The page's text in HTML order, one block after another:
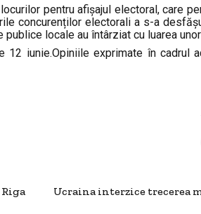
pentru afișajul electoral, care
concurenților electorali a s-a
locale au întârziat cu luarea
12 iunie.Opiniile exprimate în cadrul
Ucraina interzice